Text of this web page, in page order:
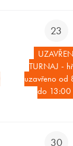
23
TURNAJ -
uzavřeno od
do 13:00
30